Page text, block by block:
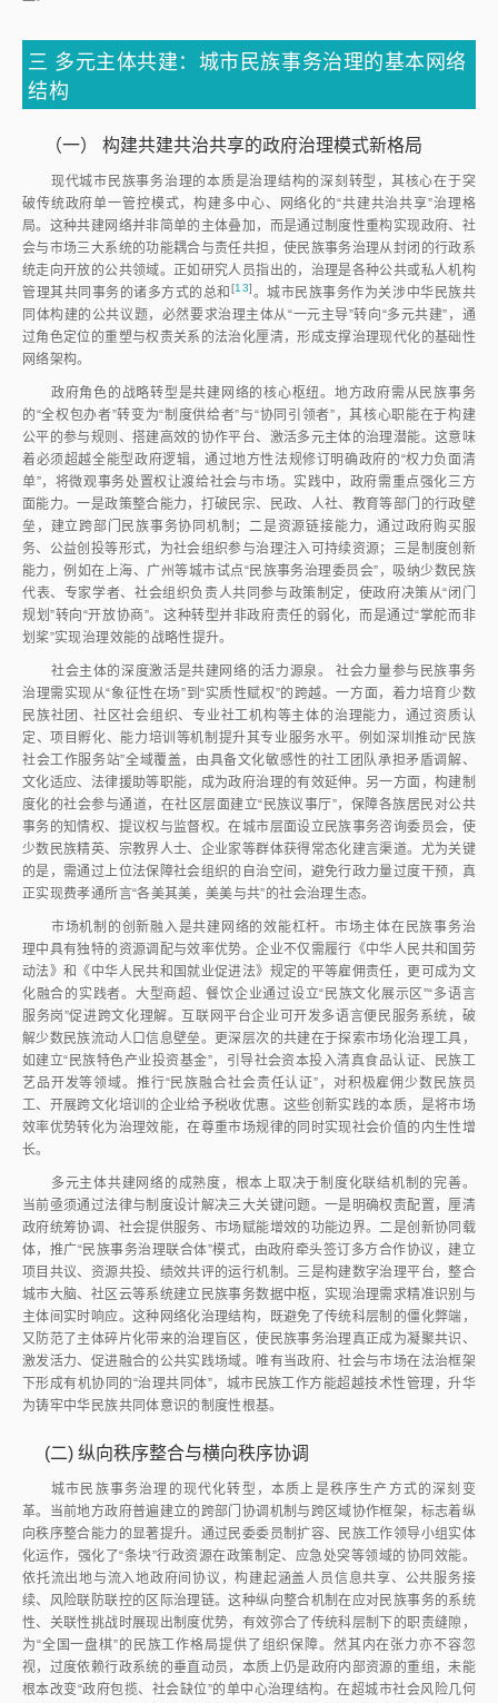
三 多元主体共建：城市民族事务治理的基本网络
结构
（一） 构建共建共治共享的政府治理模式新格局
现代城市民族事务治理的本质是治理结构的深刻转型，其核心在于突
破传统政府单一管控模式，构建多中心、网络化的“共建共治共享”治理格
局。这种共建网络并非简单的主体叠加，而是通过制度性重构实现政府、社
会与市场三大系统的功能耦合与责任共担，使民族事务治理从封闭的行政系
统走向开放的公共领域。正如研究人员指出的，治理是各种公共或私人机构
管理其共同事务的诸多方式的总和 [13]。城市民族事务作为关涉中华民族共
同体构建的公共议题，必然要求治理主体从“一元主导”转向“多元共建”，通
过角色定位的重塑与权责关系的法治化厘清，形成支撑治理现代化的基础性
网络架构。
政府角色的战略转型是共建网络的核心枢纽。地方政府需从民族事务
的“全权包办者”转变为“制度供给者”与“协同引领者”，其核心职能在于构建
公平的参与规则、搭建高效的协作平台、激活多元主体的治理潜能。这意味
着必须超越全能型政府逻辑，通过地方性法规修订明确政府的“权力负面清
单”，将微观事务处置权让渡给社会与市场。实践中，政府需重点强化三方
面能力。一是政策整合能力，打破民宗、民政、人社、教育等部门的行政壁
垒，建立跨部门民族事务协同机制；二是资源链接能力，通过政府购买服
务、公益创投等形式，为社会组织参与治理注入可持续资源；三是制度创新
能力，例如在上海、广州等城市试点“民族事务治理委员会”，吸纳少数民族
代表、专家学者、社会组织负责人共同参与政策制定，使政府决策从“闭门
规划”转向“开放协商”。这种转型并非政府责任的弱化，而是通过“掌舵而非
划桨”实现治理效能的战略性提升。
社会主体的深度激活是共建网络的活力源泉。 社会力量参与民族事务
治理需实现从“象征性在场”到“实质性赋权”的跨越。一方面，着力培育少数
民族社团、社区社会组织、专业社工机构等主体的治理能力，通过资质认
定、项目孵化、能力培训等机制提升其专业服务水平。例如深圳推动“民族
社会工作服务站”全域覆盖，由具备文化敏感性的社工团队承担矛盾调解、
文化适应、法律援助等职能，成为政府治理的有效延伸。另一方面，构建制
度化的社会参与通道，在社区层面建立“民族议事厅”，保障各族居民对公共
事务的知情权、提议权与监督权。在城市层面设立民族事务咨询委员会，使
少数民族精英、宗教界人士、企业家等群体获得常态化建言渠道。尤为关键
的是，需通过上位法保障社会组织的自治空间，避免行政力量过度干预，真
正实现费孝通所言“各美其美，美美与共”的社会治理生态。
市场机制的创新融入是共建网络的效能杠杆。市场主体在民族事务治
理中具有独特的资源调配与效率优势。企业不仅需履行《中华人民共和国劳
动法》和《中华人民共和国就业促进法》规定的平等雇佣责任，更可成为文
化融合的实践者。大型商超、餐饮企业通过设立“民族文化展示区”“多语言
服务岗”促进跨文化理解。互联网平台企业可开发多语言便民服务系统，破
解少数民族流动人口信息壁垒。更深层次的共建在于探索市场化治理工具，
如建立“民族特色产业投资基金”，引导社会资本投入清真食品认证、民族工
艺品开发等领域。推行“民族融合社会责任认证”，对积极雇佣少数民族员
工、开展跨文化培训的企业给予税收优惠。这些创新实践的本质，是将市场
效率优势转化为治理效能，在尊重市场规律的同时实现社会价值的内生性增
长。
多元主体共建网络的成熟度，根本上取决于制度化联结机制的完善。
当前亟须通过法律与制度设计解决三大关键问题。一是明确权责配置，厘清
政府统筹协调、社会提供服务、市场赋能增效的功能边界。二是创新协同载
体，推广“民族事务治理联合体”模式，由政府牵头签订多方合作协议，建立
项目共议、资源共投、绩效共评的运行机制。三是构建数字治理平台，整合
城市大脑、社区云等系统建立民族事务数据中枢，实现治理需求精准识别与
主体间实时响应。这种网络化治理结构，既避免了传统科层制的僵化弊端，
又防范了主体碎片化带来的治理盲区，使民族事务治理真正成为凝聚共识、
激发活力、促进融合的公共实践场域。唯有当政府、社会与市场在法治框架
下形成有机协同的“治理共同体”，城市民族工作方能超越技术性管理，升华
为铸牢中华民族共同体意识的制度性根基。
(二) 纵向秩序整合与横向秩序协调
城市民族事务治理的现代化转型，本质上是秩序生产方式的深刻变
革。当前地方政府普遍建立的跨部门协调机制与跨区域协作框架，标志着纵
向秩序整合能力的显著提升。通过民委委员制扩容、民族工作领导小组实体
化运作，强化了“条块”行政资源在政策制定、应急处突等领域的协同效能。
依托流出地与流入地政府间协议，构建起涵盖人员信息共享、公共服务接
续、风险联防联控的区际治理链。这种纵向整合机制在应对民族事务的系统
性、关联性挑战时展现出制度优势，有效弥合了传统科层制下的职责缝隙，
为“全国一盘棋”的民族工作格局提供了组织保障。然其内在张力亦不容忽
视，过度依赖行政系统的垂直动员，本质上仍是政府内部资源的重组，未能
根本改变“政府包揽、社会缺位”的单中心治理结构。在超城市社会风险几何